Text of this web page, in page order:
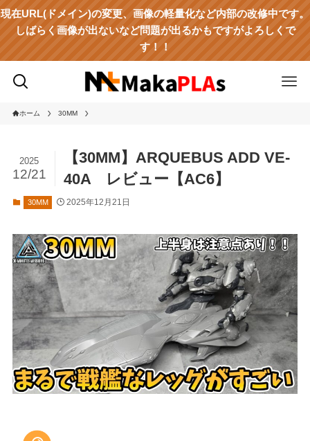
現在URL(ドメイン)の変更、画像の軽量化など内部の改修中です。
しばらく画像が出ないなど問題が出るかもですがよろしくで
す！！
ホーム 30MM
【30MM】ARQUEBUS ADD VE-
40A レビュー【AC6】
2025
12/21
30MM 2025年12月21日